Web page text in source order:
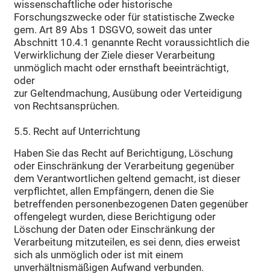
wissenschaftliche oder historische
Forschungszwecke oder für statistische Zwecke
gem. Art 89 Abs 1 DSGVO, soweit das unter
Abschnitt 10.4.1 genannte Recht voraussichtlich die
Verwirklichung der Ziele dieser Verarbeitung
unmöglich macht oder ernsthaft beeinträchtigt,
oder
zur Geltendmachung, Ausübung oder Verteidigung
von Rechtsansprüchen.
5.5. Recht auf Unterrichtung
Haben Sie das Recht auf Berichtigung, Löschung
oder Einschränkung der Verarbeitung gegenüber
dem Verantwortlichen geltend gemacht, ist dieser
verpflichtet, allen Empfängern, denen die Sie
betreffenden personenbezogenen Daten gegenüber
offengelegt wurden, diese Berichtigung oder
Löschung der Daten oder Einschränkung der
Verarbeitung mitzuteilen, es sei denn, dies erweist
sich als unmöglich oder ist mit einem
unverhältnismäßigen Aufwand verbunden.